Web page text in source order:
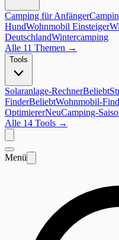
Camping für Anfänger
HundWohnmobil Einsteiger
DeutschlandWintercamping
Alle 11 Themen →
Tools
Solaranlage-RechnerBeliebt
FinderBeliebtWohnmobil-
OptimiererNeuCamping-
Alle 14 Tools →
Menü